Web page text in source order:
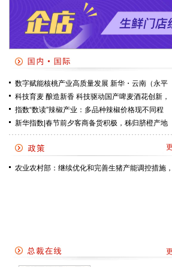
数字赋能核桃产业高质量发展 新华・云南（永平
科技育麦 酿造新香 科技驱动国产啤麦酒花创新，
指数“数读”辣椒产业：多品种辣椒价格现不同程
新华指数|春节前夕客商备货积极，秭归脐橙产地
农业农村部：继续优化和完善生猪产能调控措施，